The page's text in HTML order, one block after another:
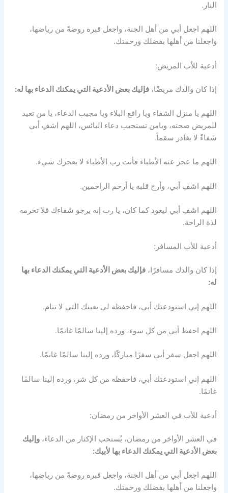
النار.
اللهم اجعل أبي من أهل الجنة، واجعل قبره روضةً من رياضها،
واجعلنا من أهلها بفضلك ورحمتك.
أدعية للأب المريض:
إذا كان والدك مريضًا،فإليك بعض الأدعية التي يمكنك الدعاء بها له:
اللهم يا منزل الشفاء ويا رافع البلاء ويا مجيب الدعاء، يا من تعيد
للمريض صحته، ويامن تستجيب دعاء البائس، اللهم اشفِ أبي
شفاءً لا يغادر سقماً.
اللهم ما عجز عنه الأطباء فأنت رب الأطباء لا يعجزك شيء.
اللهم اشفِ أبي، وأرح قلبه يا أرحم الراحمين.
اللهم اشفِ أبي ليعود كما كان، يا رب إنه يرجو شفاءك فلا تحرمه
لذة الراحة.
أدعية للأب المسافر:
إذا كان والدك مسافرًا،فإليك بعض الأدعية التي يمكنك الدعاء بها
له:
اللهم إني استودعتك أبي، فاحفظه لي بعينك التي لا تنام.
اللهم احفظ أبي من كل سوء، ورده إلينا سالمًا غانمًا.
اللهم اجعل سفر أبي سفرًا مباركًا، ورده إلينا سالمًا غانمًا.
اللهم إني استودعتك أبي، فاحفظه من كل شر، ورده إلينا سالمًا
غانمًا.
أدعية للأب في العشر الأواخر من رمضان:
في العشر الأواخر من رمضان، يُستحب الإكثار من الدعاء،وإليك
بعض الأدعية التي يمكنك الدعاء بها لأبيك:
اللهم اجعل أبي من أهل الجنة، واجعل قبره روضةً من رياضها،
واجعلنا من أهلها بفضلك ورحمتك.